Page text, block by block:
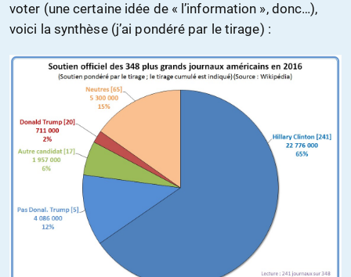
voter (une certaine idée de « l’information », donc…),
voici la synthèse (j’ai pondéré par le tirage) :